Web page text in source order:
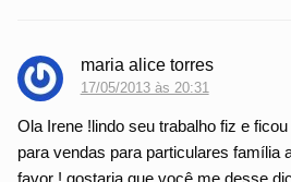
maria alice torres
17/05/2013 às 20:31
Ola Irene !lindo seu trabalho fiz e
para vendas para particulares família
favor ! gostaria que você me desse